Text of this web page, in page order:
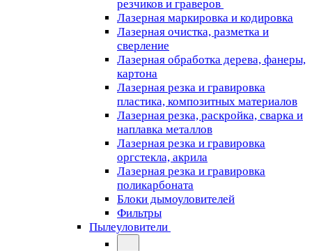
резчиков и граверов
Лазерная маркировка и кодировка
Лазерная очистка, разметка и
сверление
Лазерная обработка дерева, фанеры,
картона
Лазерная резка и гравировка
пластика, композитных материалов
Лазерная резка, раскройка, сварка и
наплавка металлов
Лазерная резка и гравировка
оргстекла, акрила
Лазерная резка и гравировка
поликарбоната
Блоки дымоуловителей
Фильтры
Пылеуловители